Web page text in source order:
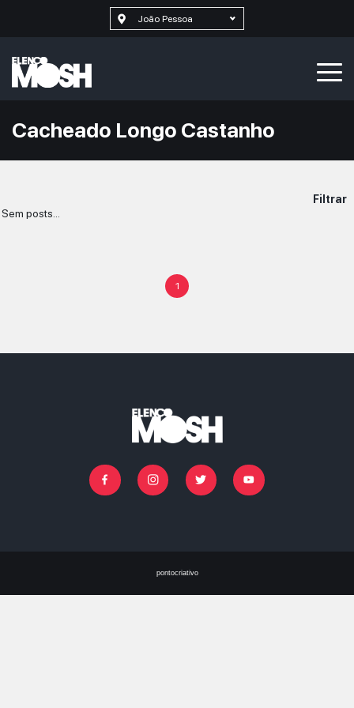
João Pessoa
Cacheado Longo Castanho
Filtrar
Sem posts...
1
Facebook Instagram Twitter Youtube
pontocriativo
SELECIONAR MAIS